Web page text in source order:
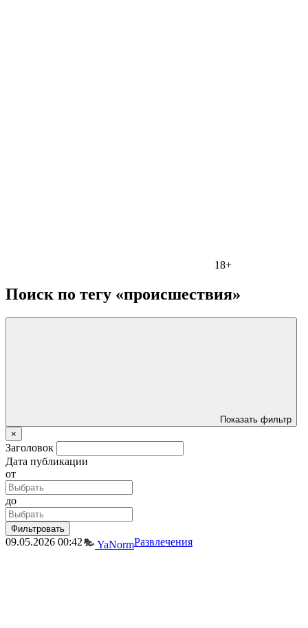
18+
Поиск по тегу «происшествия»
Показать фильтр
×
Заголовок
Дата публикации
от
до
Фильтровать
09.05.2026 00:42 YaNormРазвлечения